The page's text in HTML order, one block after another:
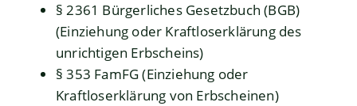
§ 2361 Bürgerliches Gesetzbuch (BGB)
(Einziehung oder Kraftloserklärung des
unrichtigen Erbscheins)
§ 353 FamFG (Einziehung oder
Kraftloserklärung von Erbscheinen)